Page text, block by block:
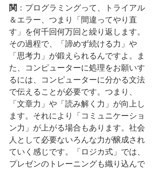
関 ：プログラミングって、トライアル
＆エラー、つまり「間違ってやり直
す」を何千回何万回と繰り返します。
その過程で、「諦めず続ける力」や
「思考力」が鍛えられるんですよ。ま
た、コンピューターに処理をお願いす
るには、コンピューターに分かる文法
で伝えることが必要です。つまり、
「文章力」や「読み解く力」が向上し
ます。それにより「コミュニケーショ
ン力」が上がる場合もあります。社会
人として必要ないろんな力が醸成され
ていく感じです。「ロジカ式」では、
プレゼンのトレーニングも織り込んで